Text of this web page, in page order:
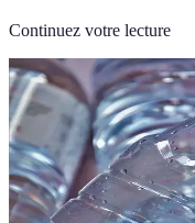
Continuez votre lecture